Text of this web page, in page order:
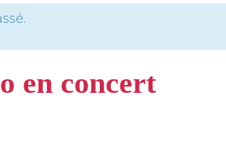
en concert